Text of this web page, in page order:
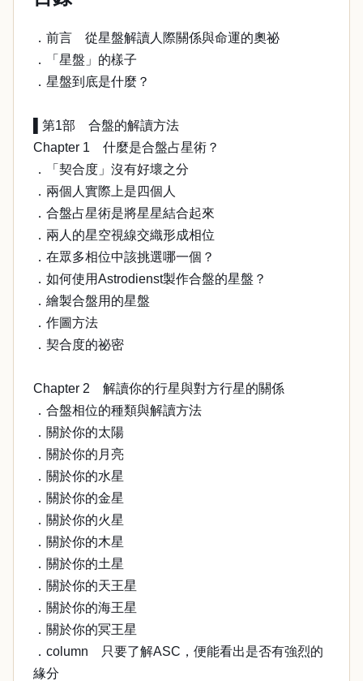
．前言 從星盤解讀人際關係與命運的奧祕
．「星盤」的樣子
．星盤到底是什麼？
▌第1部 合盤的解讀方法
Chapter 1 什麼是合盤占星術？
．「契合度」沒有好壞之分
．兩個人實際上是四個人
．合盤占星術是將星星結合起來
．兩人的星空視線交織形成相位
．在眾多相位中該挑選哪一個？
．如何使用Astrodienst製作合盤的星盤？
．繪製合盤用的星盤
．作圖方法
．契合度的祕密
Chapter 2 解讀你的行星與對方行星的關係
．合盤相位的種類與解讀方法
．關於你的太陽
．關於你的月亮
．關於你的水星
．關於你的金星
．關於你的火星
．關於你的木星
．關於你的土星
．關於你的天王星
．關於你的海王星
．關於你的冥王星
．column 只要了解ASC，便能看出是否有強烈的
緣分